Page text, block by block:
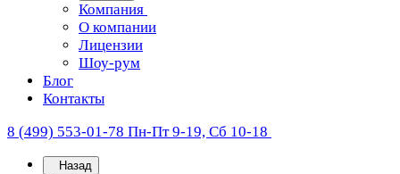
Компания
О компании
Лицензии
Шоу-рум
Блог
Контакты
8 (499) 553-01-78 Пн-Пт 9-19, Сб 10-18
Назад